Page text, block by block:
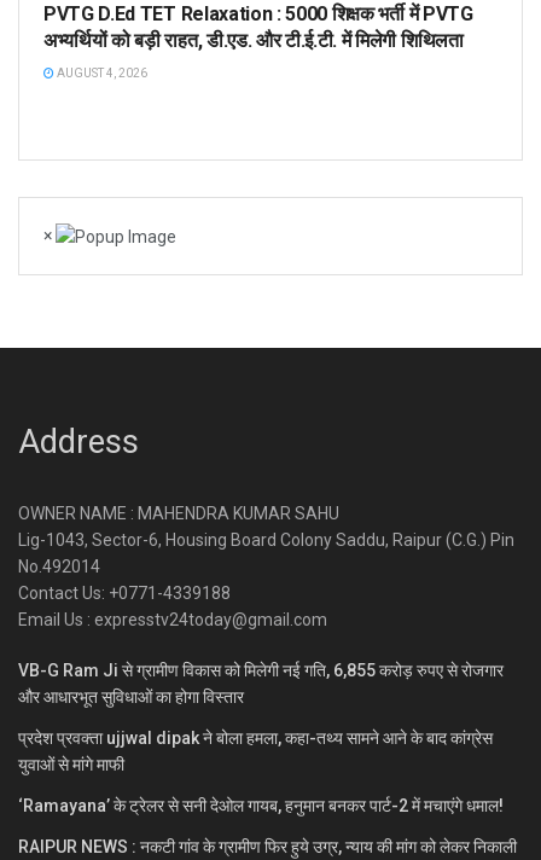
PVTG D.Ed TET Relaxation : 5000 शिक्षक भर्ती में PVTG
अभ्यर्थियों को बड़ी राहत, डी.एड. और टी.ई.टी. में मिलेगी शिथिलता
AUGUST 4, 2026
×
Address
OWNER NAME : MAHENDRA KUMAR SAHU
Lig-1043, Sector-6, Housing Board Colony Saddu, Raipur (C.G.) Pin
No.492014
Contact Us: +0771-4339188
Email Us : expresstv24today@gmail.com
VB-G Ram Ji से ग्रामीण विकास को मिलेगी नई गति, 6,855 करोड़ रुपए से रोजगार
और आधारभूत सुविधाओं का होगा विस्तार
प्रदेश प्रवक्ता ujjwal dipak ने बोला हमला, कहा-तथ्य सामने आने के बाद कांग्रेस
युवाओं से मांगे माफी
‘Ramayana’ के ट्रेलर से सनी देओल गायब, हनुमान बनकर पार्ट-2 में मचाएंगे धमाल!
RAIPUR NEWS : नकटी गांव के ग्रामीण फिर हुये उग्र, न्याय की मांग को लेकर निकाली